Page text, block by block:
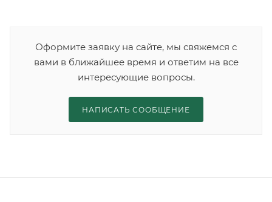
Оформите заявку на сайте, мы свяжемся с
вами в ближайшее время и ответим на все
интересующие вопросы.
НАПИСАТЬ СООБЩЕНИЕ